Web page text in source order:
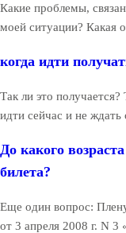
Какие проблемы,
моей ситуации? Какая
когда идти
Так ли это
идти сейчас и не
До какого
билета?
Еще один вопрос:
от 3 апреля 2008 г. N 3